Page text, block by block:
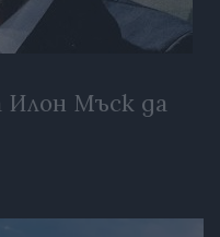
Илон Мъск да